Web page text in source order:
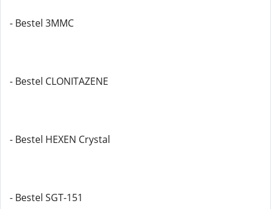
- Bestel 3MMC
- Bestel CLONITAZENE
- Bestel HEXEN Crystal
- Bestel SGT-151